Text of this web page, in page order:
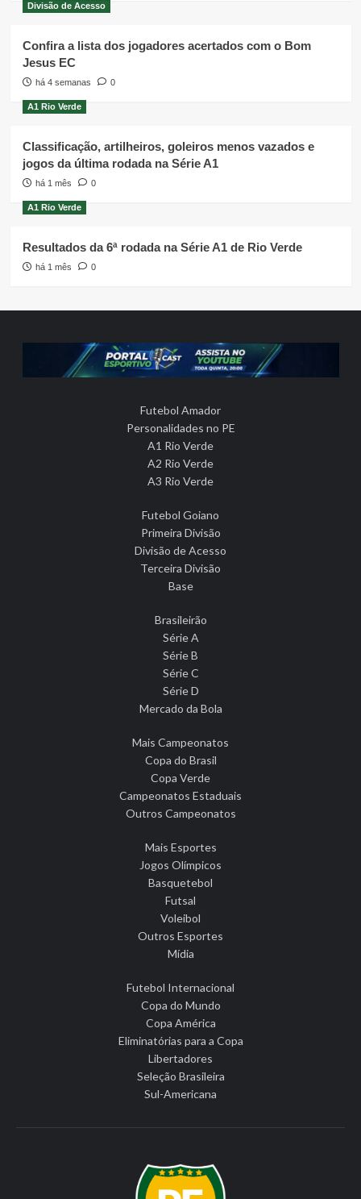
Divisão de Acesso
Confira a lista dos jogadores acertados com o Bom
Jesus EC
há 4 semanas 0
A1 Rio Verde
Classificação, artilheiros, goleiros menos vazados e
jogos da última rodada na Série A1
há 1 mês 0
A1 Rio Verde
Resultados da 6ª rodada na Série A1 de Rio Verde
há 1 mês 0
Futebol Amador
Personalidades no PE
A1 Rio Verde
A2 Rio Verde
A3 Rio Verde
Futebol Goiano
Primeira Divisão
Divisão de Acesso
Terceira Divisão
Base
Brasileirão
Série A
Série B
Série C
Série D
Mercado da Bola
Mais Campeonatos
Copa do Brasil
Copa Verde
Campeonatos Estaduais
Outros Campeonatos
Mais Esportes
Jogos Olímpicos
Basquetebol
Futsal
Voleibol
Outros Esportes
Mídia
Futebol Internacional
Copa do Mundo
Copa América
Eliminatórias para a Copa
Libertadores
Seleção Brasileira
Sul-Americana